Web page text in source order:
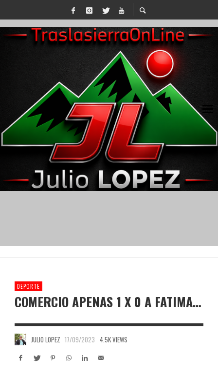
DEPORTE
COMERCIO APENAS 1 X 0 A FATIMA…
JULIO LOPEZ 17/09/2023 4.5K VIEWS